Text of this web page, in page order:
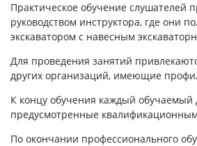
Практическое обучение слушателей
руководством инструктора, где они
экскаватором с навесным
Для проведения занятий
других организаций, имеющие
К концу обучения каждый обучаемый
предусмотренные
По окончании профессионального